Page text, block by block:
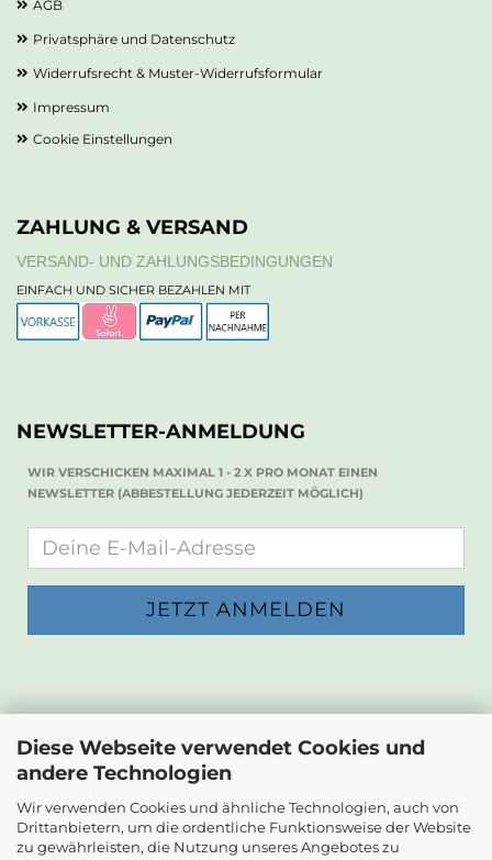
Diese Webseite verwendet Cookies und
andere Technologien
Wir verwenden Cookies und ähnliche Technologien, auch von
Drittanbietern, um die ordentliche Funktionsweise der Website
zu gewährleisten, die Nutzung unseres Angebotes zu
AGB
Privatsphäre und Datenschutz
Widerrufsrecht & Muster-Widerrufsformular
Impressum
Cookie Einstellungen
ZAHLUNG & VERSAND
VERSAND- UND ZAHLUNGSBEDINGUNGEN
EINFACH UND SICHER BEZAHLEN MIT
NEWSLETTER-ANMELDUNG
WIR VERSCHICKEN MAXIMAL 1 - 2 X PRO MONAT EINEN
NEWSLETTER (ABBESTELLUNG JEDERZEIT MÖGLICH)
KONTAKT
Die Papierwerkstatt
2232 Deutsch-Wagram
Email: info@diepapierwerkstatt.at